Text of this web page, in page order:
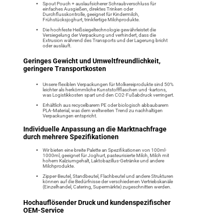
Spout Pouch + auslaufsicherer Schraubverschluss für
einfaches Ausgießen, direktes Trinken oder
Durchflusskontrolle, geeignet für Kindermilch,
Frühstücksjoghurt, trinkfertige Milchprodukte.
Die hochfeste Heißsiegeltechnologie gewährleistet die
Versiegelung der Verpackung und verhindert, dass die
Extrusion während des Transports und der Lagerung bricht
oder ausläuft.
Geringes Gewicht und Umweltfreundlichkeit,
geringere Transportkosten
Unsere flexiblen Verpackungen für Molkereiprodukte sind 50%
leichter als herkömmliche Kunststoffflaschen und -kartons,
was Logistikkosten spart und den CO2-Fußabdruck verringert.
Erhältlich aus recycelbarem PE oder biologisch abbaubarem
PLA-Material, was dem weltweiten Trend zu nachhaltigen
Verpackungen entspricht.
Individuelle Anpassung an die Marktnachfrage
durch mehrere Spezifikationen
Wir bieten eine breite Palette an Spezifikationen von 100ml-
1000ml, geeignet für Joghurt, pasteurisierte Milch, Milch mit
hohem Kalziumgehalt, Laktobazillus-Getränke und andere
Milchprodukte.
Zipper-Beutel, Standbeutel, Flachbeutel und andere Strukturen
können auf die Bedürfnisse der verschiedenen Vertriebskanäle
(Einzelhandel, Catering, Supermärkte) zugeschnitten werden.
Hochauflösender Druck und kundenspezifischer
OEM-Service